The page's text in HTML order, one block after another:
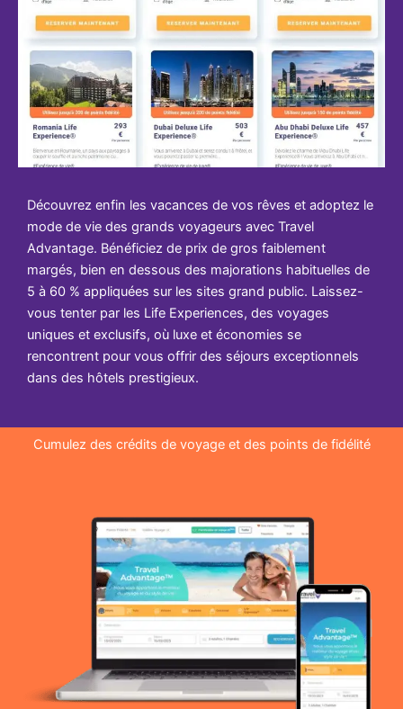
Découvrez enfin les vacances de vos rêves et adoptez le
mode de vie des grands voyageurs avec Travel
Advantage. Bénéficiez de prix de gros faiblement
margés, bien en dessous des majorations habituelles de
5 à 60 % appliquées sur les sites grand public. Laissez-
vous tenter par les Life Experiences, des voyages
uniques et exclusifs, où luxe et économies se
rencontrent pour vous offrir des séjours exceptionnels
dans des hôtels prestigieux.
Cumulez des crédits de voyage et des points de fidélité